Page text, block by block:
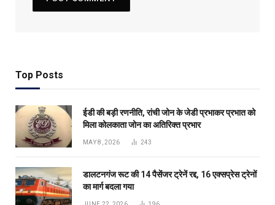
Top Posts
ईडी की बड़ी रणनीति, रांची जोन के जेडी प्रभाकर प्रभात को
मिला कोलकाता जोन का अतिरिक्त प्रभार
MAY 8, 2026 243
डालटनगंज रूट की 14 पैसेंजर ट्रेनें रद्द, 16 एक्सप्रेस ट्रेनों
का मार्ग बदला गया